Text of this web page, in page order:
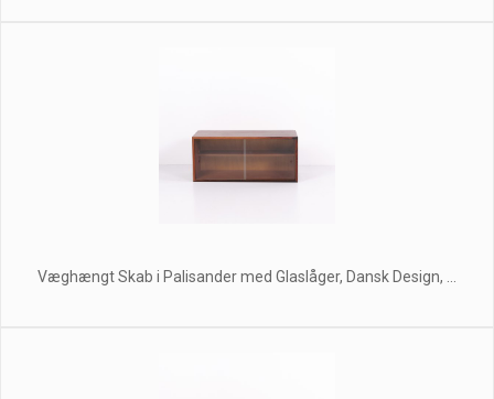
Væghængt Skab i Palisander med Glaslåger, Dansk Design, ...